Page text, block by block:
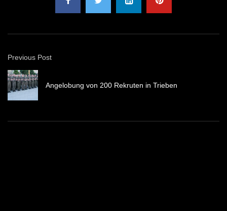
Previous Post
Angelobung von 200 Rekruten in Trieben